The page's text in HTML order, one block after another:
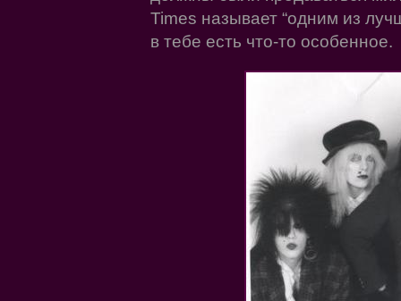
Times называет “одним из
в тебе есть что-то особенное.